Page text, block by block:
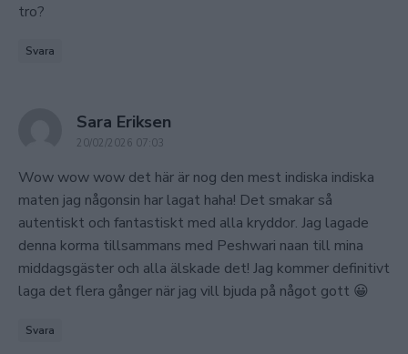
tro?
Svara
Sara Eriksen
20/02/2026 07:03
Wow wow wow det här är nog den mest indiska indiska
maten jag någonsin har lagat haha! Det smakar så
autentiskt och fantastiskt med alla kryddor. Jag lagade
denna korma tillsammans med Peshwari naan till mina
middagsgäster och alla älskade det! Jag kommer definitivt
laga det flera gånger när jag vill bjuda på något gott 😀
Svara